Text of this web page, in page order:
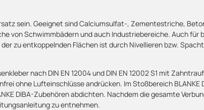
sein. Geeignet sind Calciumsulfat-, Zementestriche,
von Schwimmbädern und auch Industriebereiche. Auch
zu entkoppelnden Flächen ist durch Nivellieren bzw.
nach DIN EN 12004 und DIN EN 12002 S1 mit
ohne Lufteinschlüsse andrücken. Im Stoßbereich
DIBA-Zubehören abdichten. Nachdem die gesamte
zu entnehmen.